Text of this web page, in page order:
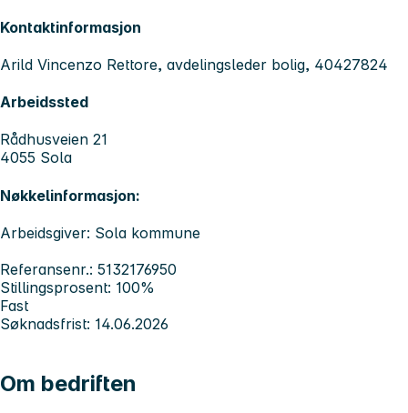
Kontaktinformasjon
Arild Vincenzo Rettore, avdelingsleder bolig, 40427824
Arbeidssted
Rådhusveien 21
4055 Sola
Nøkkelinformasjon:
Arbeidsgiver: Sola kommune
Referansenr.: 5132176950
Stillingsprosent: 100%
Fast
Søknadsfrist: 14.06.2026
Om bedriften